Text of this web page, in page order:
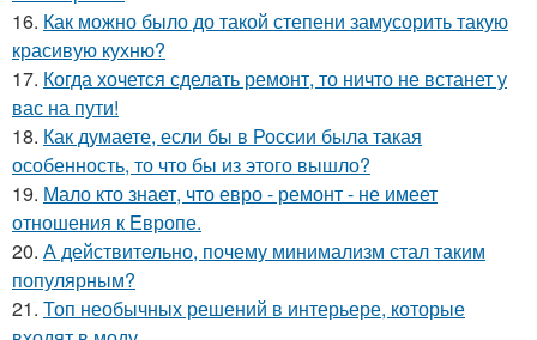
16. Как можно было до такой степени замусорить такую
красивую кухню?
17. Когда хочется сделать ремонт, то ничто не встанет у
вас на пути!
18. Как думаете, если бы в России была такая
особенность, то что бы из этого вышло?
19. Мало кто знает, что евро - ремонт - не имеет
отношения к Европе.
20. А действительно, почему минимализм стал таким
популярным?
21. Топ необычных решений в интерьере, которые